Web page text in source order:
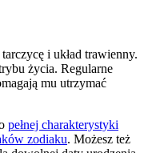
i układ trawienny.
życia. Regularne
mu utrzymać
pełnej charakterystyki
zodiaku. Możesz też